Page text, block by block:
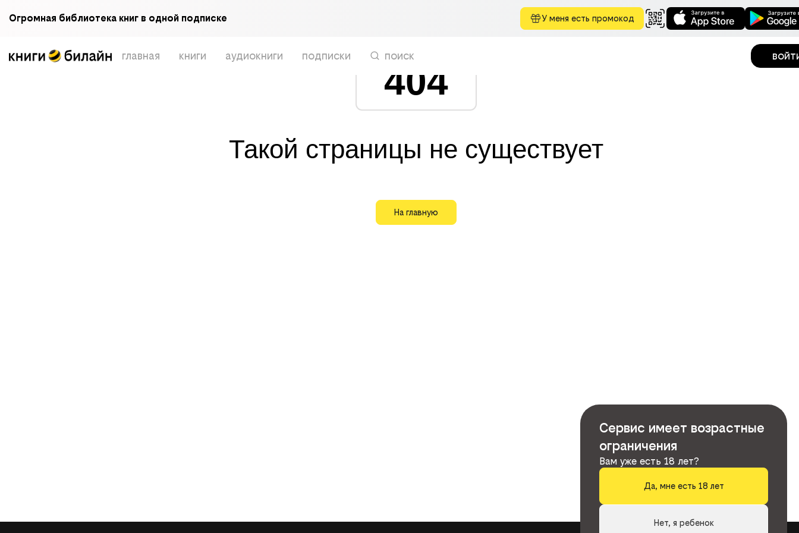
Огромная библиотека книг в одной подписке У меня есть промокод
главная книги аудиокниги подписки поиск
404
Такой страницы не существует
На главную
Сервис имеет возрастные
ограничения
Вам уже есть 18 лет?
Да, мне есть 18 лет
Нет, я ребенок